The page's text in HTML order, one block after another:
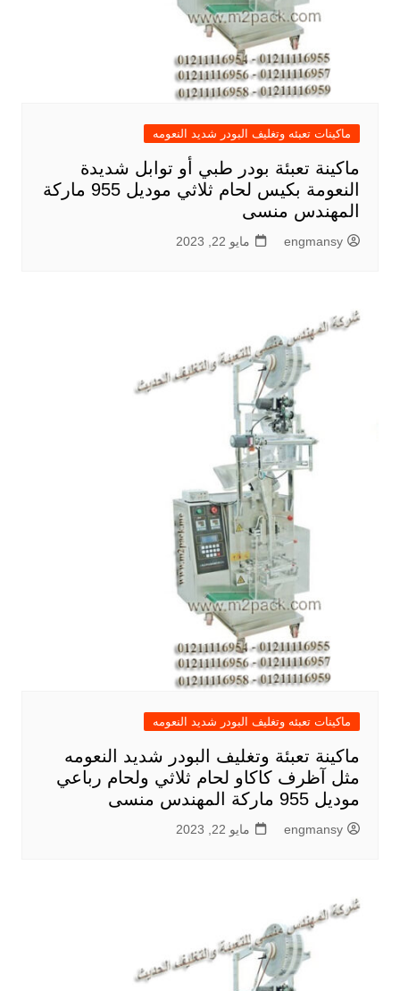
ماكينات تعبئه وتغليف البودر شديد النعومه
ماكينة تعبئة بودر طبي أو توابل شديدة
النعومة بكيس لحام ثلاثي موديل 955 ماركة
المهندس منسى
engmansy مايو 22, 2023
ماكينات تعبئه وتغليف البودر شديد النعومه
ماكينة تعبئة وتغليف البودر شديد النعومه
مثل آظرف كاكاو لحام ثلاثي ولحام رباعي
موديل 955 ماركة المهندس منسى
engmansy مايو 22, 2023